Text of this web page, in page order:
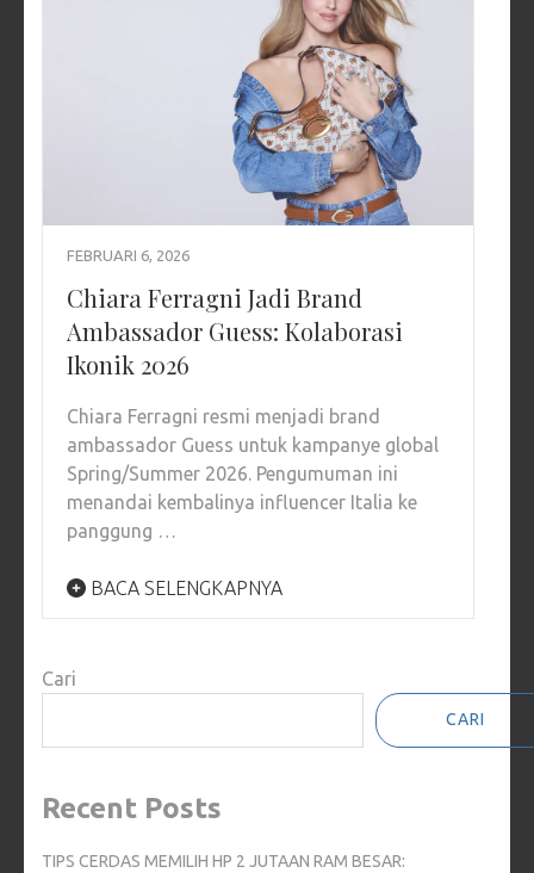
FEBRUARI 6, 2026
Chiara Ferragni Jadi Brand
Ambassador Guess: Kolaborasi
Ikonik 2026
Chiara Ferragni resmi menjadi brand
ambassador Guess untuk kampanye global
Spring/Summer 2026. Pengumuman ini
menandai kembalinya influencer Italia ke
panggung …
BACA SELENGKAPNYA
Cari
CARI
Recent Posts
TIPS CERDAS MEMILIH HP 2 JUTAAN RAM BESAR: